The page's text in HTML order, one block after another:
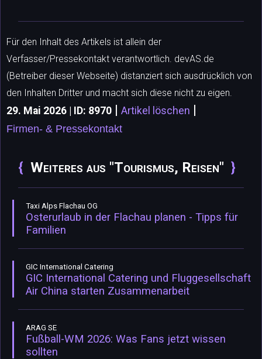
Für den Inhalt des Artikels ist allein der
Verfasser/Pressekontakt verantwortlich. devAS.de
(Betreiber dieser Webseite) distanziert sich ausdrücklich von
den Inhalten Dritter und macht sich diese nicht zu eigen.
29. Mai 2026 | ID: 8970 | Artikel löschen |
Firmen- & Pressekontakt
Weiteres aus "Tourismus, Reisen"
Taxi Alps Flachau OG
Osterurlaub in der Flachau planen - Tipps für
Familien
GIC International Catering
GIC International Catering und Fluggesellschaft
Air China starten Zusammenarbeit
ARAG SE
Fußball-WM 2026: Was Fans jetzt wissen
sollten